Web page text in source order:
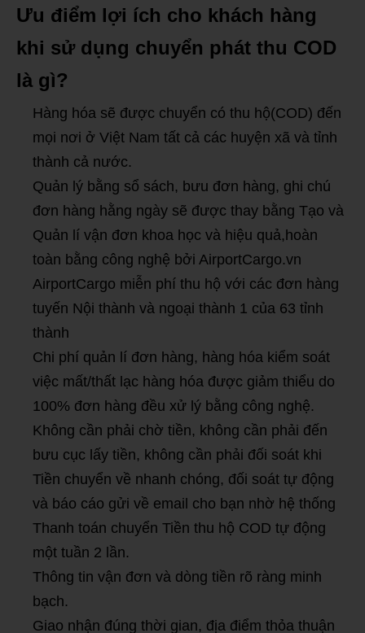
Ưu điểm lợi ích cho khách hàng
khi sử dụng chuyển phát thu COD
là gì?
Hàng hóa sẽ được chuyển có thu hộ(COD) đến
mọi nơi ở Việt Nam tất cả các huyện xã và tỉnh
thành cả nước.
Quản lý bằng sổ sách, bưu đơn hàng, ghi chú
đơn hàng hằng ngày sẽ được thay bằng Tạo và
Quản lí vận đơn khoa học và hiệu quả,hoàn
toàn bằng công nghệ bởi AirportCargo.vn
AirportCargo miễn phí thu hộ với các đơn hàng
tuyến Nội thành và ngoại thành 1 của 63 tỉnh
thành
Chi phí quản lí đơn hàng, hàng hóa kiểm soát
việc mất/thất lạc hàng hóa được giảm thiểu do
100% đơn hàng đều xử lý bằng công nghệ.
Không cần phải chờ tiền, không cần phải đến
bưu cục lấy tiền, không cần phải đối soát khi
Tiền chuyển về nhanh chóng, đối soát tự động
và báo cáo gửi về email cho bạn nhờ hệ thống
Thanh toán chuyển Tiền thu hộ COD tự động
một tuần 2 lần.
Thông tin vận đơn và dòng tiền rõ ràng minh
bạch.
Giao nhận đúng thời gian, địa điểm thỏa thuận